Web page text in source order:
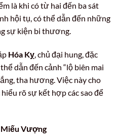
là khi có từ hai đến ba sát
hội tụ, có thể dẫn đến những
sự kiện bi thương.
Hóa Kỵ, chủ đại hung, đặc
dẫn đến cảnh “lộ biên mai
tha hương. Việc này cho
rõ sự kết hợp các sao để
Miếu Vượng